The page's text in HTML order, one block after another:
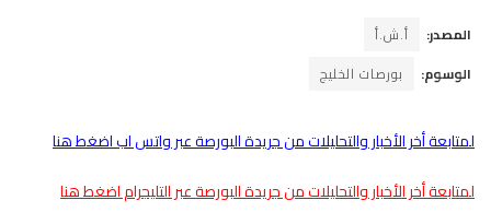
المصدر:
أ.ش.أ
الوسوم:
بورصات الخليج
لمتابعة أخر الأخبار والتحليلات من جريدة البورصة عبر واتس اب اضغط هنا
لمتابعة أخر الأخبار والتحليلات من جريدة البورصة عبر التليجرام اضغط هنا